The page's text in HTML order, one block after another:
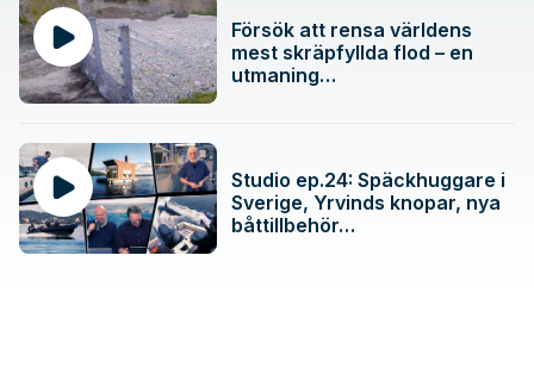
Försök att rensa världens
mest skräpfyllda flod – en
utmaning…
Studio ep.24: Späckhuggare i
Sverige, Yrvinds knopar, nya
båttillbehör…